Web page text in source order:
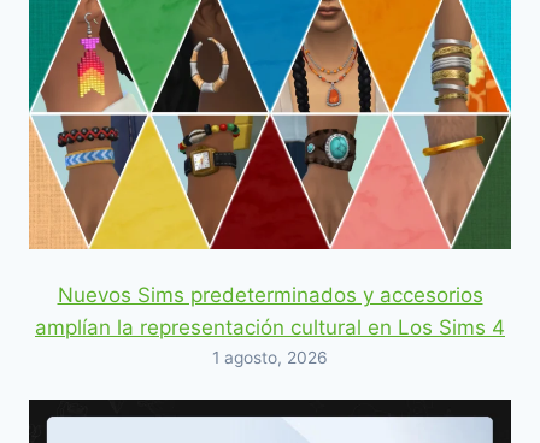
Nuevos Sims predeterminados y accesorios
amplían la representación cultural en Los Sims 4
1 agosto, 2026